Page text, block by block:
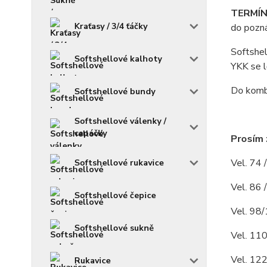
Kraťasy / 3/4 ťáčky
Softshellové kalhoty
Softshellové bundy
Softshellové válenky /
capáčky
Softshellové rukavice
Softshellové čepice
Softshellové sukně
Rukavice
do
YKK se
Do
Vel. 74
Vel. 86
Vel.
Vel.
Vel.